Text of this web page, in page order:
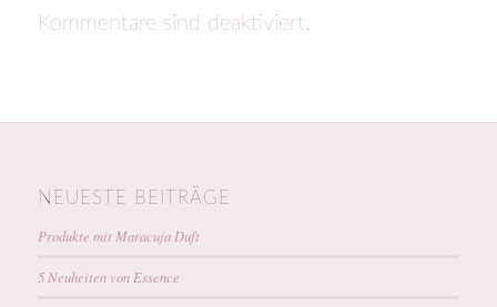
Kommentare sind deaktiviert.
NEUESTE BEITRÄGE
Produkte mit Maracuja Duft
5 Neuheiten von Essence